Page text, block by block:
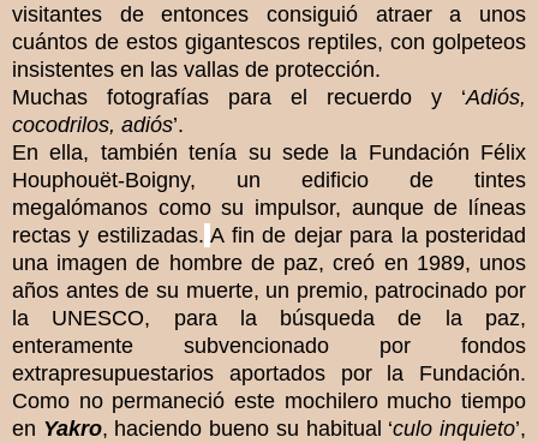
visitantes de entonces consiguió atraer a unos
cuántos de estos gigantescos reptiles, con golpeteos
insistentes en las vallas de protección.
Muchas fotografías para el recuerdo y ‘Adiós,
cocodrilos, adiós’.
En ella, también tenía su sede la Fundación Félix
Houphouët-Boigny, un edificio de tintes
megalómanos como su impulsor, aunque de líneas
rectas y estilizadas. A fin de dejar para la posteridad
una imagen de hombre de paz, creó en 1989, unos
años antes de su muerte, un premio, patrocinado por
la UNESCO, para la búsqueda de la paz,
enteramente subvencionado por fondos
extrapresupuestarios aportados por la Fundación.
Como no permaneció este mochilero mucho tiempo
en Yakro, haciendo bueno su habitual ‘culo inquieto’,